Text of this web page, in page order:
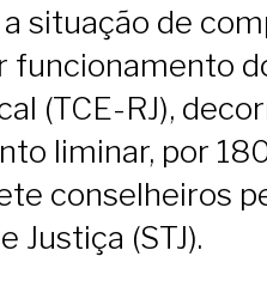
situação de
funcionamento
(TCE-RJ),
liminar, por
conselheiros
Justiça (STJ).